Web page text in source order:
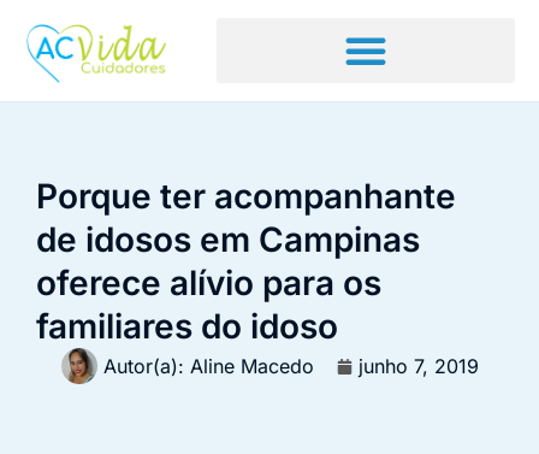
Porque ter acompanhante
de idosos em Campinas
oferece alívio para os
familiares do idoso
Autor(a): Aline Macedo junho 7, 2019